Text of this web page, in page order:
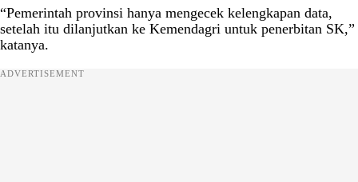
“Pemerintah provinsi hanya mengecek kelengkapan data,
setelah itu dilanjutkan ke Kemendagri untuk penerbitan SK,”
katanya.
ADVERTISEMENT